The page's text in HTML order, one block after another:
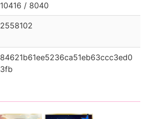
10416 / 8040
2558102
84621b61ee5236ca51eb63ccc3ed0
3fb